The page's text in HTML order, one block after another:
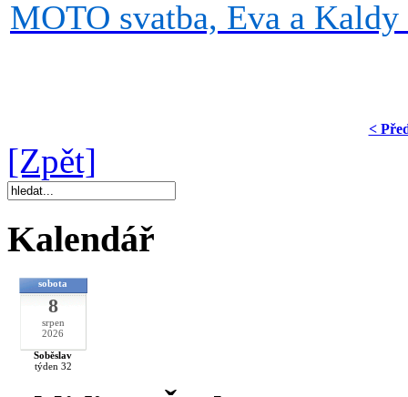
MOTO svatba, Eva a
<
[Zpět]
Kalendář
sobota
8
srpen
2026
Soběslav
týden 32